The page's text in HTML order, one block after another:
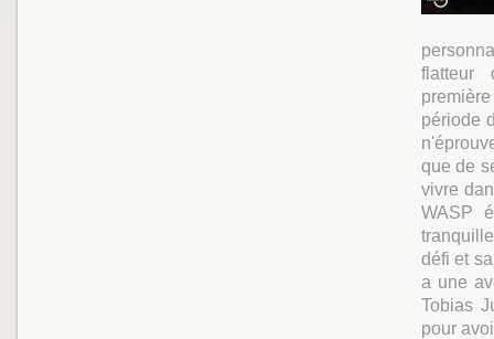
flatteur
période
que de
vivre
WASP
défi et
a une
Tobias
pour